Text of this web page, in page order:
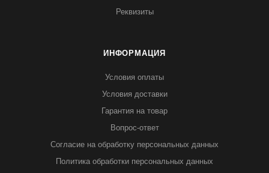
Реквизиты
ИНФОРМАЦИЯ
Условия оплаты
Условия доставки
Гарантия на товар
Вопрос-ответ
Согласие на обработку персональных данных
Политика обработки персональных данных